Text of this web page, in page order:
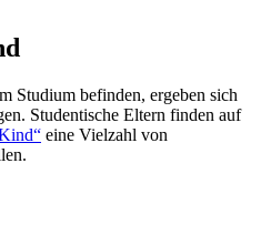
Studium befinden, ergeben sich
Studentische Eltern finden auf
eine Vielzahl von